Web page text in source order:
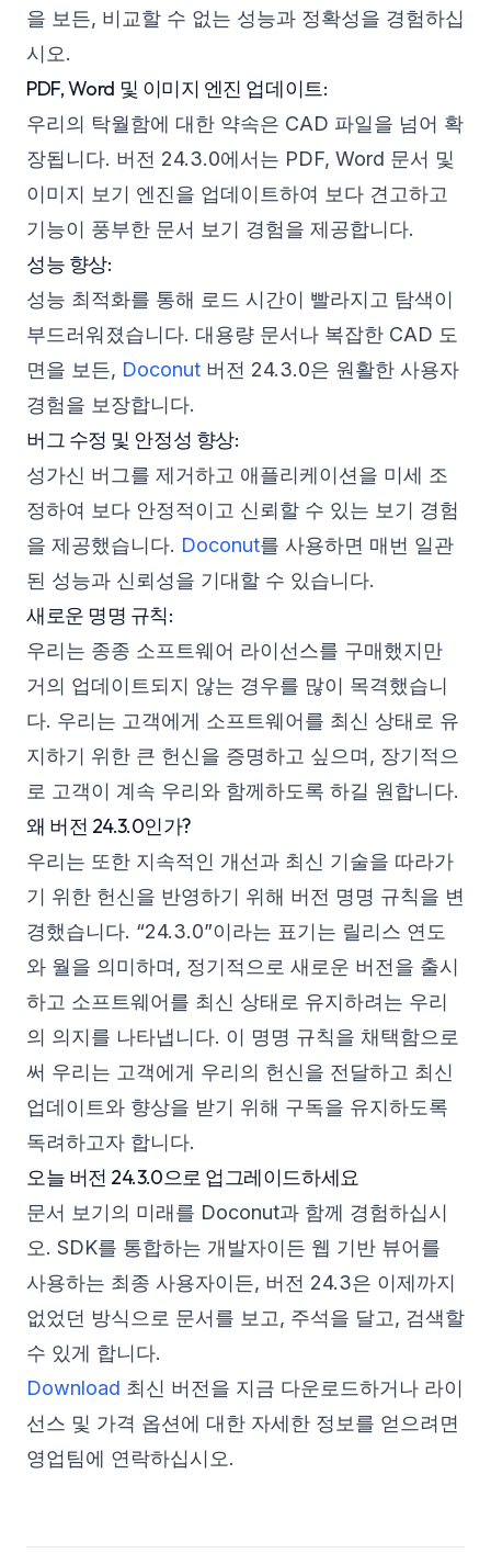
을 보든, 비교할 수 없는 성능과 정확성을 경험하십
시오.
PDF, Word 및 이미지 엔진 업데이트:
우리의 탁월함에 대한 약속은 CAD 파일을 넘어 확
장됩니다. 버전 24.3.0에서는 PDF, Word 문서 및
이미지 보기 엔진을 업데이트하여 보다 견고하고
기능이 풍부한 문서 보기 경험을 제공합니다.
성능 향상:
성능 최적화를 통해 로드 시간이 빨라지고 탐색이
부드러워졌습니다. 대용량 문서나 복잡한 CAD 도
면을 보든, Doconut 버전 24.3.0은 원활한 사용자
경험을 보장합니다.
버그 수정 및 안정성 향상:
성가신 버그를 제거하고 애플리케이션을 미세 조
정하여 보다 안정적이고 신뢰할 수 있는 보기 경험
을 제공했습니다. Doconut를 사용하면 매번 일관
된 성능과 신뢰성을 기대할 수 있습니다.
새로운 명명 규칙:
우리는 종종 소프트웨어 라이선스를 구매했지만
거의 업데이트되지 않는 경우를 많이 목격했습니
다. 우리는 고객에게 소프트웨어를 최신 상태로 유
지하기 위한 큰 헌신을 증명하고 싶으며, 장기적으
로 고객이 계속 우리와 함께하도록 하길 원합니다.
왜 버전 24.3.0인가?
우리는 또한 지속적인 개선과 최신 기술을 따라가
기 위한 헌신을 반영하기 위해 버전 명명 규칙을 변
경했습니다. “24.3.0”이라는 표기는 릴리스 연도
와 월을 의미하며, 정기적으로 새로운 버전을 출시
하고 소프트웨어를 최신 상태로 유지하려는 우리
의 의지를 나타냅니다. 이 명명 규칙을 채택함으로
써 우리는 고객에게 우리의 헌신을 전달하고 최신
업데이트와 향상을 받기 위해 구독을 유지하도록
독려하고자 합니다.
오늘 버전 24.3.0으로 업그레이드하세요
문서 보기의 미래를 Doconut과 함께 경험하십시
오. SDK를 통합하는 개발자이든 웹 기반 뷰어를
사용하는 최종 사용자이든, 버전 24.3은 이제까지
없었던 방식으로 문서를 보고, 주석을 달고, 검색할
수 있게 합니다.
Download 최신 버전을 지금 다운로드하거나 라이
선스 및 가격 옵션에 대한 자세한 정보를 얻으려면
영업팀에 연락하십시오.